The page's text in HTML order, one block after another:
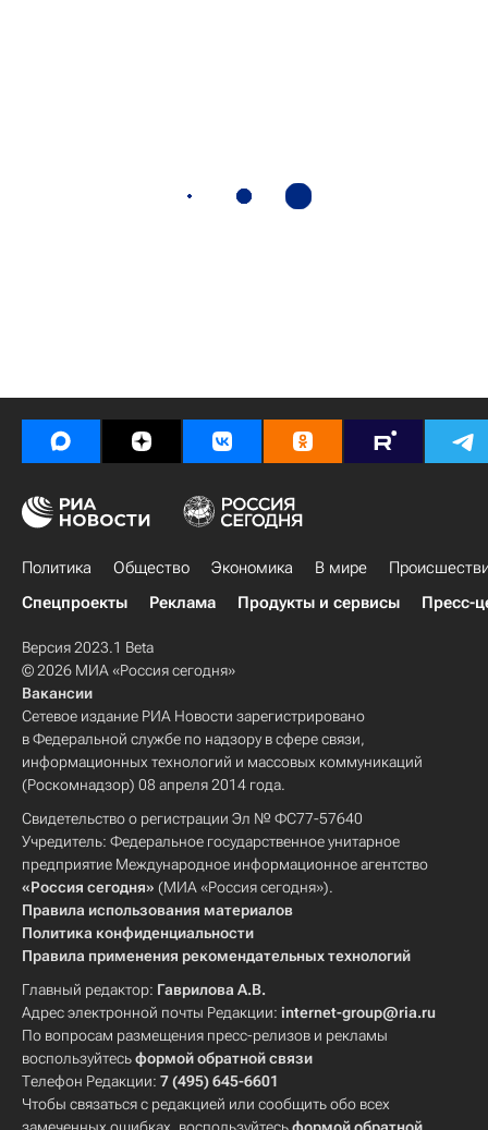
Политика Общество Экономика В мире
Спецпроекты
Реклама Продукты и сервисы Пресс-
Версия 2023.1 Beta
© 2026 МИА «Россия сегодня»
Вакансии
Сетевое издание РИА Новости зарегистрировано
в Федеральной службе по надзору в сфере связи,
информационных технологий и массовых коммуникаций
(Роскомнадзор) 08 апреля 2014 года.
Свидетельство о регистрации Эл № ФС77-57640
Учредитель: Федеральное государственное унитарное
предприятие Международное информационное агентство
«Россия сегодня» (МИА «Россия сегодня»).
Правила использования материалов
Политика конфиденциальности
Правила применения рекомендательных технологий
Главный редактор: Гаврилова А.В.
Адрес электронной почты Редакции: internet-group@ria.ru
По вопросам размещения пресс-релизов и рекламы
воспользуйтесьформой обратной связи
Телефон Редакции: 7 (495) 645-6601
Чтобы связаться с редакцией или сообщить обо всех